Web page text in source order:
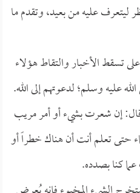
ليتعرف عليه من بعيد، وتقدم ما
تسقط الأخبار والتقاط هؤلاء
عليه وسلم؛ لدعوتهم إلى الله.
قال: إن شعرت بشيء أو أمر مريب
حتى تعلم أنت أن هناك خطراً أو
كنا بصدده.